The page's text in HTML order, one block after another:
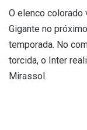
O elenco colorado
Gigante no
temporada. No
torcida, o Inter
Mirassol.